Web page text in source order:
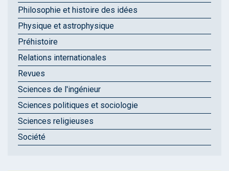
Philosophie et histoire des idées
Physique et astrophysique
Préhistoire
Relations internationales
Revues
Sciences de l'ingénieur
Sciences politiques et sociologie
Sciences religieuses
Société